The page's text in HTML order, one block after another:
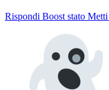
Rispondi Boost stato Metti